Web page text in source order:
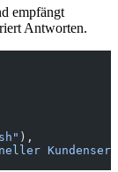
empfängt
Antworten.
),